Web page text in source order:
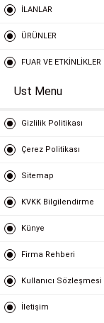
İLANLAR
ÜRÜNLER
FUAR VE ETKİNLİKLER
Ust Menu
Gizlilik Politikası
Çerez Politikası
Sitemap
KVKK Bilgilendirme
Künye
Firma Rehberi
Kullanıcı Sözleşmesi
İletişim